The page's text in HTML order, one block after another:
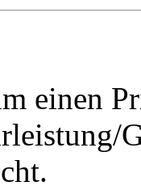
einen